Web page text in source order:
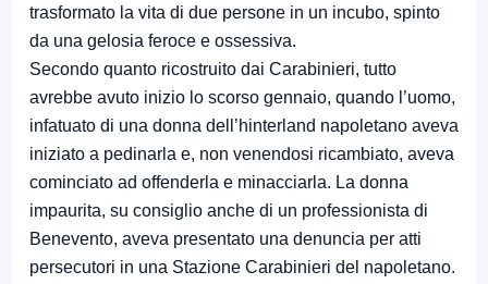
trasformato la vita di due persone in un incubo, spinto
da una gelosia feroce e ossessiva.
Secondo quanto ricostruito dai Carabinieri, tutto
avrebbe avuto inizio lo scorso gennaio, quando l’uomo,
infatuato di una donna dell’hinterland napoletano aveva
iniziato a pedinarla e, non venendosi ricambiato, aveva
cominciato ad offenderla e minacciarla. La donna
impaurita, su consiglio anche di un professionista di
Benevento, aveva presentato una denuncia per atti
persecutori in una Stazione Carabinieri del napoletano.